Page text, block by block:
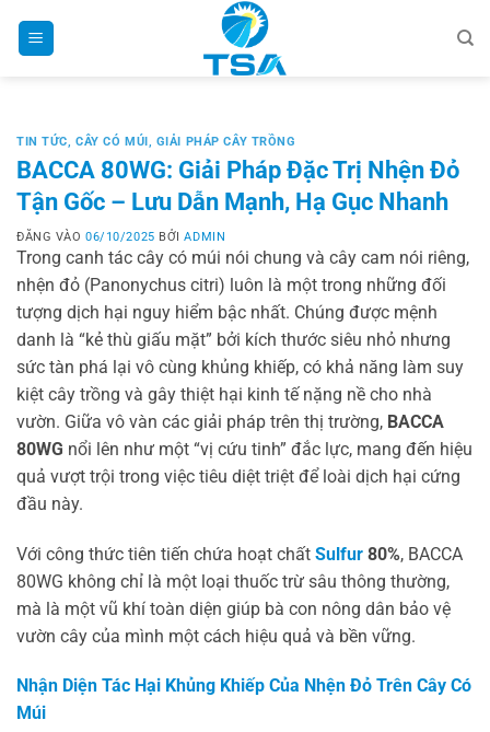
TIN TỨC,CÂY CÓ MÚI, GIẢI PHÁP CÂY TRỒNG
BACCA 80WG: Giải Pháp Đặc Trị Nhện Đỏ
Tận Gốc – Lưu Dẫn Mạnh, Hạ Gục Nhanh
ĐĂNG VÀO06/10/2025 BỞIADMIN
Trong canh tác cây có múi nói chung và cây cam nói riêng,
nhện đỏ (Panonychus citri) luôn là một trong những đối
tượng dịch hại nguy hiểm bậc nhất. Chúng được mệnh
danh là “kẻ thù giấu mặt” bởi kích thước siêu nhỏ nhưng
sức tàn phá lại vô cùng khủng khiếp, có khả năng làm suy
kiệt cây trồng và gây thiệt hại kinh tế nặng nề cho nhà
vườn. Giữa vô vàn các giải pháp trên thị trường, BACCA
80WG nổi lên như một “vị cứu tinh” đắc lực, mang đến hiệu
quả vượt trội trong việc tiêu diệt triệt để loài dịch hại cứng
đầu này.
Với công thức tiên tiến chứa hoạt chất Sulfur 80%, BACCA
80WG không chỉ là một loại thuốc trừ sâu thông thường,
mà là một vũ khí toàn diện giúp bà con nông dân bảo vệ
vườn cây của mình một cách hiệu quả và bền vững.
Nhận Diện Tác Hại Khủng Khiếp Của Nhện Đỏ Trên Cây Có
Múi